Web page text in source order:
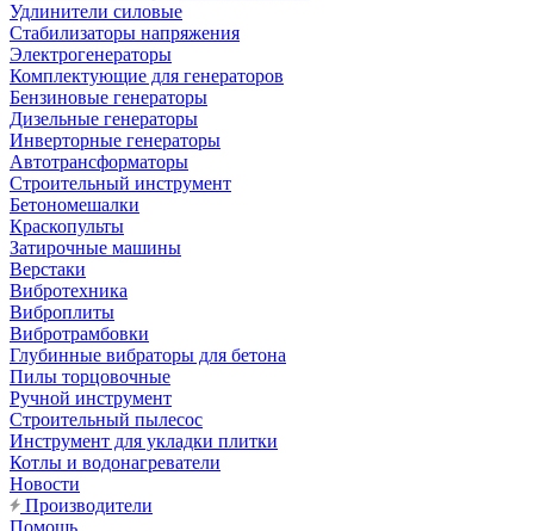
Удлинители силовые
Стабилизаторы напряжения
Электрогенераторы
Комплектующие для генераторов
Бензиновые генераторы
Дизельные генераторы
Инверторные генераторы
Автотрансформаторы
Строительный инструмент
Бетономешалки
Краскопульты
Затирочные машины
Верстаки
Вибротехника
Виброплиты
Вибротрамбовки
Глубинные вибраторы для бетона
Пилы торцовочные
Ручной инструмент
Строительный пылесос
Инструмент для укладки плитки
Котлы и водонагреватели
Новости
Производители
Помощь